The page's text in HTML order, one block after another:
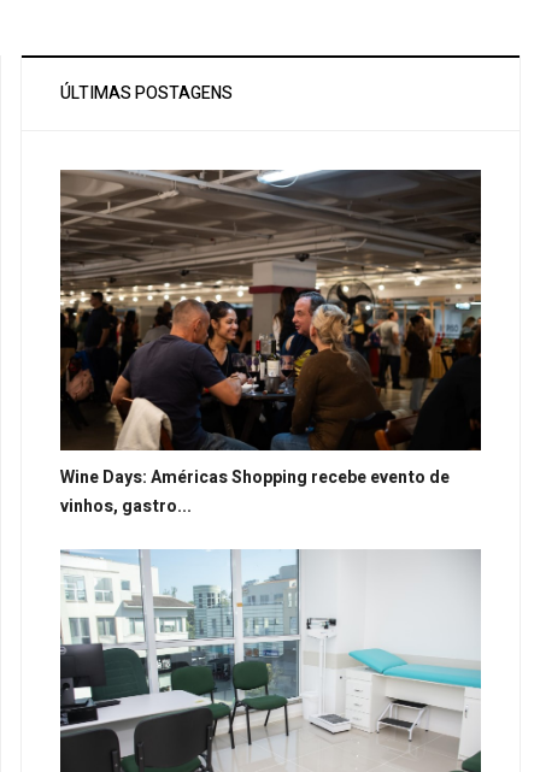
ÚLTIMAS POSTAGENS
Wine Days: Américas Shopping recebe evento de
vinhos, gastro...